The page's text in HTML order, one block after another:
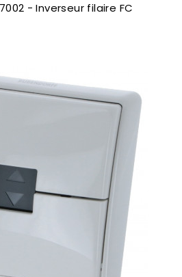
- Inverseur filaire FC